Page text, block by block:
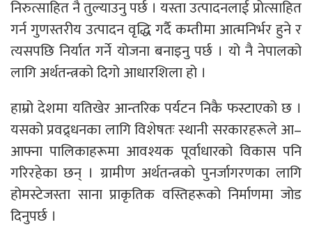
निरुत्साहित नै तुल्याउनु पर्छ । यस्ता उत्पादनलाई प्रोत्साहित
गर्न गुणस्तरीय उत्पादन वृद्धि गर्दै कम्तीमा आत्मनिर्भर हुने र
त्यसपछि निर्यात गर्ने योजना बनाइनु पर्छ । यो नै नेपालको
लागि अर्थतन्त्रको दिगो आधारशिला हो ।
हाम्रो देशमा यतिखेर आन्तरिक पर्यटन निकै फस्टाएको छ ।
यसको प्रवद्र्धनका लागि विशेषतः स्थानी सरकारहरूले आ–
आफ्ना पालिकाहरूमा आवश्यक पूर्वाधारको विकास पनि
गरिरहेका छन् । ग्रामीण अर्थतन्त्रको पुनर्जागरणका लागि
होमस्टेजस्ता साना प्राकृतिक वस्तिहरूको निर्माणमा जोड
दिनुपर्छ ।